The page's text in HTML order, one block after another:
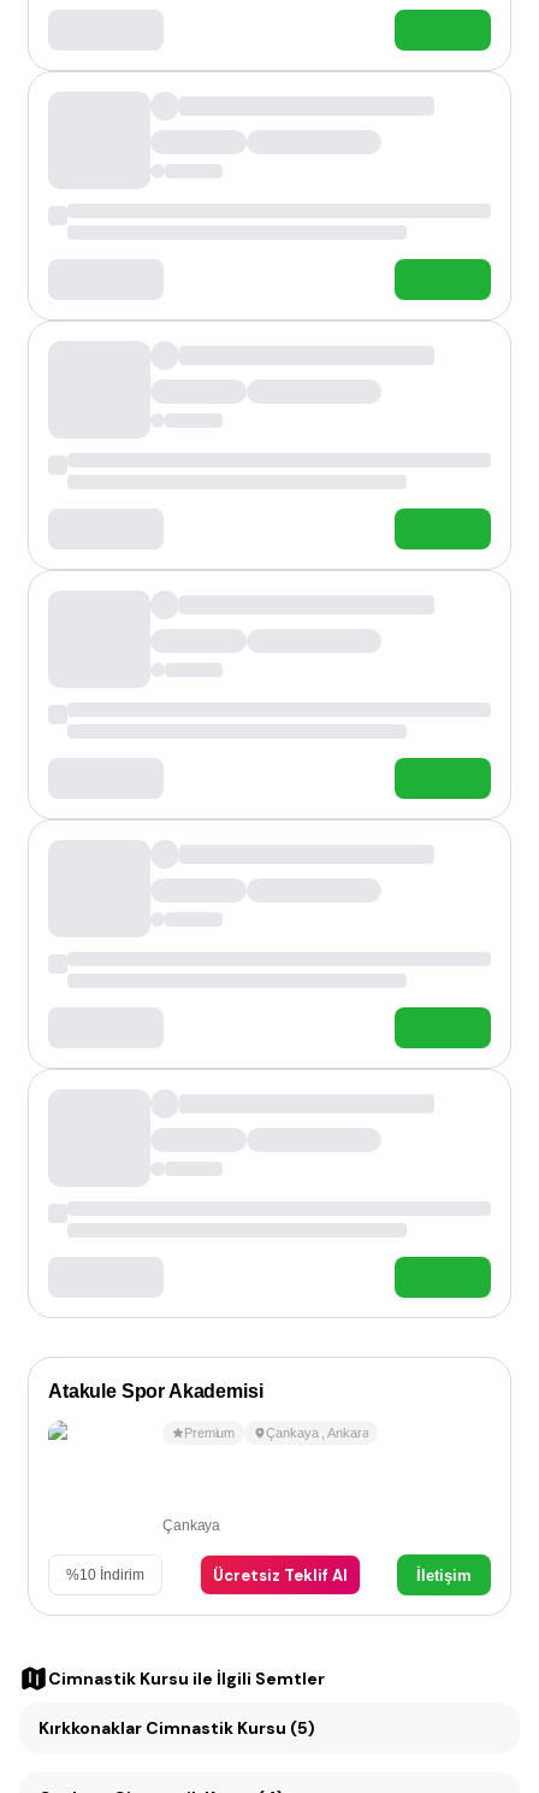
Atakule Spor Akademisi
Premium Çankaya ,Ankara
Çankaya
%10 İndirim Ücretsiz Teklif Al İletişim
Cimnastik Kursu ile İlgili Semtler
Kırkkonaklar Cimnastik Kursu (5)